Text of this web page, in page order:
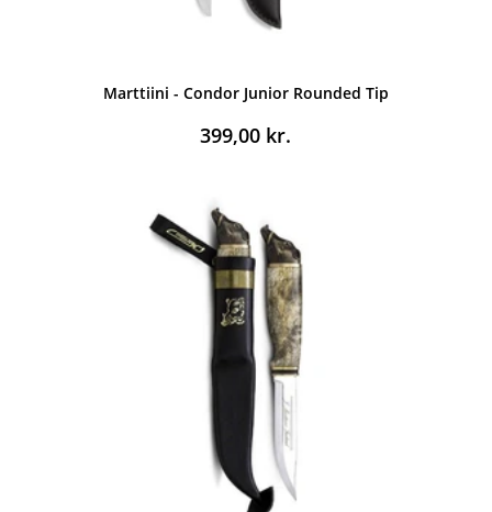
Marttiini - Condor Junior Rounded Tip
399,00 kr.